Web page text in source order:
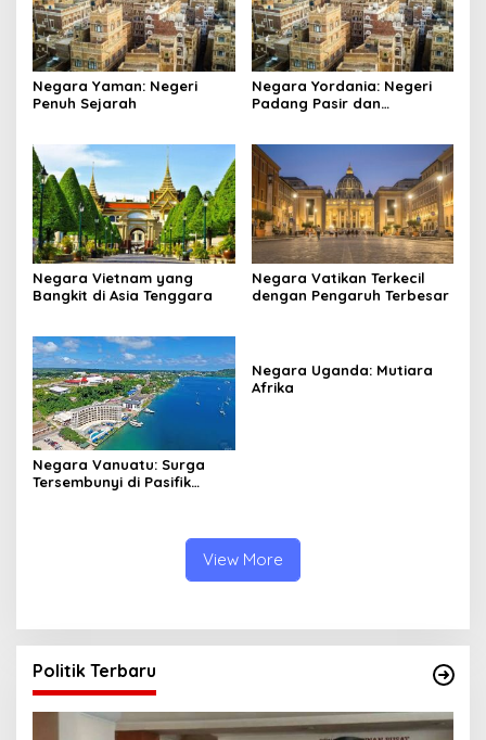
Negara Yaman: Negeri
Penuh Sejarah
Negara Yordania: Negeri
Padang Pasir dan
Negara Vietnam yang
Bangkit di Asia Tenggara
Negara Vatikan Terkecil
dengan Pengaruh Terbesar
Negara Vanuatu: Surga
Tersembunyi di Pasifik
Negara Uganda: Mutiara
Afrika
View More
Politik Terbaru